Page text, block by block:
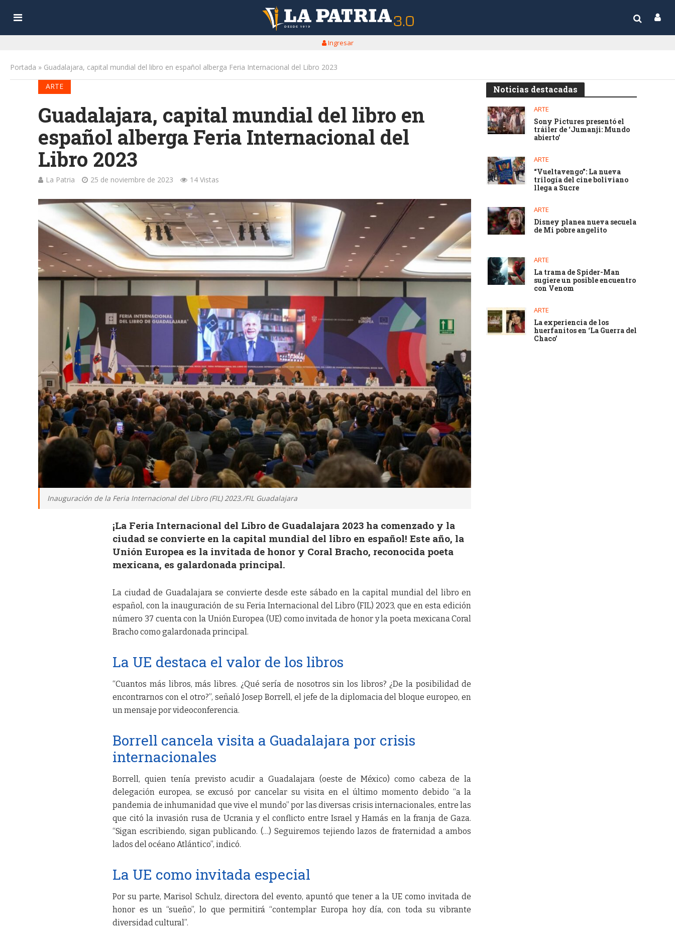
Ingresar
Portada » Guadalajara, capital mundial del libro en español alberga Feria Internacional del Libro 2023
ARTE
Guadalajara, capital mundial del libro en
español alberga Feria Internacional del
Libro 2023
La Patria 25 de noviembre de 2023 14 Vistas
Inauguración de la Feria Internacional del Libro (FIL) 2023./FIL Guadalajara
¡La Feria Internacional del Libro de Guadalajara 2023 ha comenzado y la
ciudad se convierte en la capital mundial del libro en español! Este año, la
Unión Europea es la invitada de honor y Coral Bracho, reconocida poeta
mexicana, es galardonada principal.
La ciudad de Guadalajara se convierte desde este sábado en la capital mundial del libro en
español, con la inauguración de su Feria Internacional del Libro (FIL) 2023, que en esta edición
número 37 cuenta con la Unión Europea (UE) como invitada de honor y la poeta mexicana Coral
Bracho como galardonada principal.
La UE destaca el valor de los libros
“Cuantos más libros, más libres. ¿Qué sería de nosotros sin los libros? ¿De la posibilidad de
encontrarnos con el otro?”, señaló Josep Borrell, el jefe de la diplomacia del bloque europeo, en
un mensaje por videoconferencia.
Borrell cancela visita a Guadalajara por crisis
internacionales
Borrell, quien tenía previsto acudir a Guadalajara (oeste de México) como cabeza de la
delegación europea, se excusó por cancelar su visita en el último momento debido “a la
pandemia de inhumanidad que vive el mundo” por las diversas crisis internacionales, entre las
que citó la invasión rusa de Ucrania y el conflicto entre Israel y Hamás en la franja de Gaza.
“Sigan escribiendo, sigan publicando. (…) Seguiremos tejiendo lazos de fraternidad a ambos
lados del océano Atlántico”, indicó.
La UE como invitada especial
Por su parte, Marisol Schulz, directora del evento, apuntó que tener a la UE como invitada de
honor es un “sueño”, lo que permitirá “contemplar Europa hoy día, con toda su vibrante
diversidad cultural”.
Noticias destacadas
ARTE
Sony Pictures presentó el
tráiler de ‘Jumanji: Mundo
abierto’
ARTE
“Vueltavengo”: La nueva
trilogía del cine boliviano
llega a Sucre
ARTE
Disney planea nueva secuela
de Mi pobre angelito
ARTE
La trama de Spider-Man
sugiere un posible encuentro
con Venom
ARTE
La experiencia de los
huerfanitos en ‘La Guerra del
Chaco’